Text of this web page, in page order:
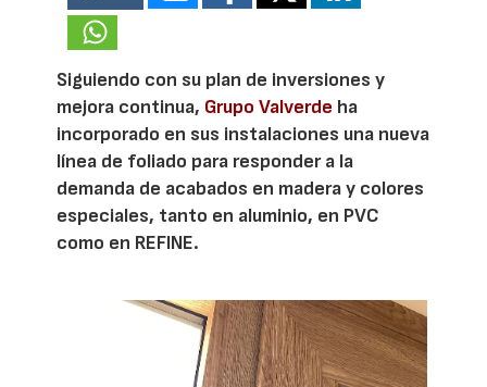
Siguiendo con su plan de inversiones y
mejora continua, Grupo Valverde ha
incorporado en sus instalaciones una nueva
línea de foliado para responder a la
demanda de acabados en madera y colores
especiales, tanto en aluminio, en PVC
como en REFINE.